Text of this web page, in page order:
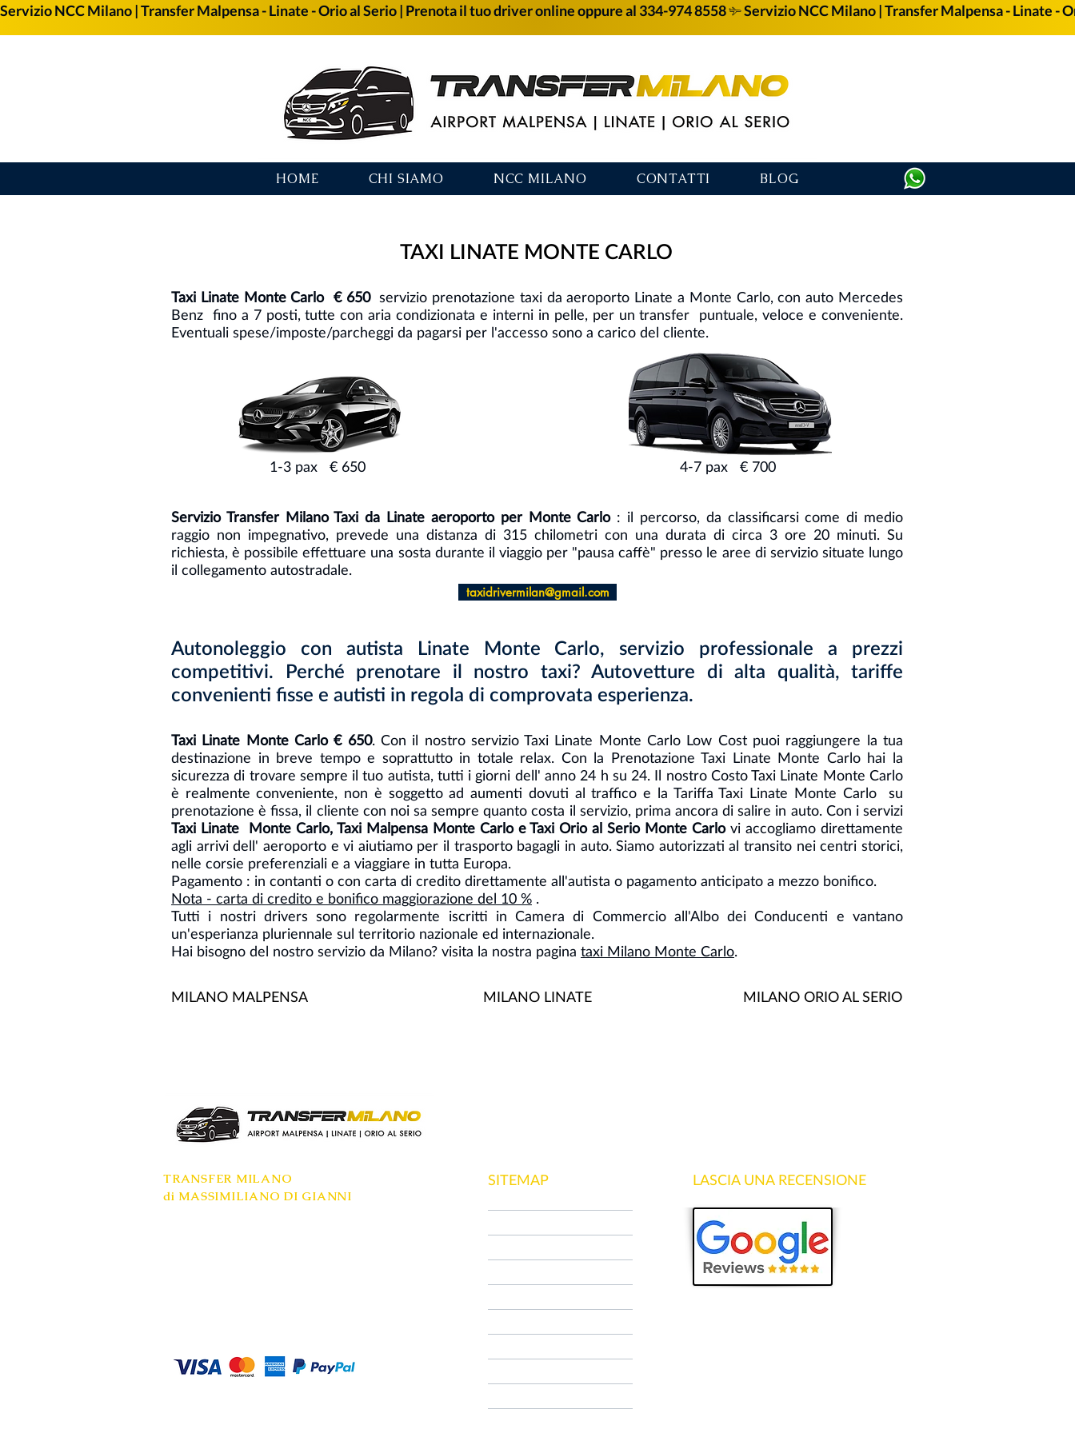
Servizio NCC Milano | Transfer Malpensa - Linate - Orio al Serio | Prenota il tuo driver online oppure al 334-974 8558
HOME CHI SIAMO NCC MILANO CONTATTI BLOG
TAXI LINATE MONTE CARLO
Taxi Linate Monte Carlo € 650servizio prenotazione taxi da aeroporto Linate a Monte Carlo, con auto Mercedes
Benz fino a 7 posti, tutte con aria condizionata e interni in pelle, per un transfer puntuale, veloce e conveniente.
Eventuali spese/imposte/parcheggi da pagarsi per l'accesso sono a carico del cliente.
1-3 pax € 650 4-7 pax € 700
Servizio Transfer Milano Taxi da Linate aeroporto per Monte Carlo: il percorso, da classificarsi come di medio
raggio non impegnativo, prevede una distanza di 315 chilometri con una durata di circa 3 ore 20 minuti. Su
richiesta, è possibile effettuare una sosta durante il viaggio per "pausa caffè" presso le aree di servizio situate lungo
il collegamento autostradale.
taxidrivermilan@gmail.com
Autonoleggio con autista Linate Monte Carlo, servizio professionale a prezzi
competitivi. Perché prenotare il nostro taxi? Autovetture di alta qualità, tariffe
convenienti fisse e autisti in regola di comprovata esperienza.
Taxi Linate Monte Carlo € 650. Con il nostro servizio Taxi Linate Monte Carlo Low Cost puoi raggiungere la tua
destinazione in breve tempo e soprattutto in totale relax. Con la Prenotazione Taxi Linate Monte Carlo hai la
sicurezza di trovare sempre il tuo autista, tutti i giorni dell' anno 24 h su 24. Il nostro Costo Taxi Linate Monte Carlo
è realmente conveniente, non è soggetto ad aumenti dovuti al traffico e la Tariffa Taxi Linate Monte Carlo su
prenotazione è fissa, il cliente con noi sa sempre quanto costa il servizio, prima ancora di salire in auto. Con i servizi
Taxi Linate Monte Carlo, Taxi Malpensa Monte Carlo e Taxi Orio al Serio Monte Carlovi accogliamo direttamente
agli arrivi dell' aeroporto e vi aiutiamo per il trasporto bagagli in auto. Siamo autorizzati al transito nei centri storici,
nelle corsie preferenziali e a viaggiare in tutta Europa.
Pagamento : in contanti o con carta di credito direttamente all'autista o pagamento anticipato a mezzo bonifico.
Nota - carta di credito e bonifico maggiorazione del 10 % .
Tutti i nostri drivers sono regolarmente iscritti in Camera di Commercio all'Albo dei Conducenti e vantano
un'esperianza pluriennale sul territorio nazionale ed internazionale.
Hai bisogno del nostro servizio da Milano? visita la nostra pagina taxi Milano Monte Carlo.
MILANO MALPENSA MILANO LINATE MILANO ORIO AL SERIO
TRANSFER MILANO
di MASSIMILIANO DI GIANNI
SITEMAP LASCIA UNA RECENSIONE